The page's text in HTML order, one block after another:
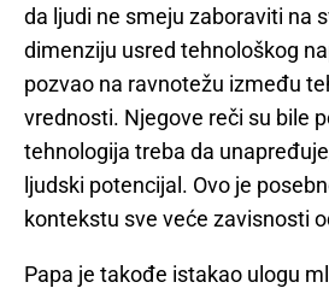
da ljudi ne smeju zaboraviti na
dimenziju usred tehnološkog
pozvao na ravnotežu između
vrednosti. Njegove reči su bile
tehnologija treba da
ljudski potencijal. Ovo je
kontekstu sve veće zavisnosti
Papa je takođe istakao ulogu